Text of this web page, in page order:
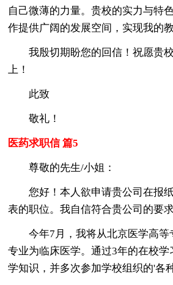
自己微薄的力量。贵校的实力与特
作提供广阔的发展空间，实现我的教
我殷切期盼您的回信！祝愿贵
上！
此致
敬礼！
医药求职信 篇5
尊敬的先生/小姐：
您好！本人欲申请贵公司在报
表的职位。我自信符合贵公司的要求
今年7月，我将从北京医学高
专业为临床医学。通过3年的在校
学知识，并多次参加学校组织的'各